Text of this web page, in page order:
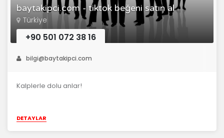
baytakipci.com - tiktok beğeni satın al
Türkiye
+90 501 072 38 16
bilgi@baytakipci.com
Kalplerle dolu anlar!
DETAYLAR